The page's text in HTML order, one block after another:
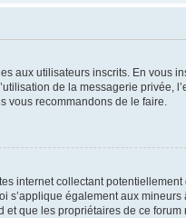
aux utilisateurs inscrits. En vous
de la messagerie privée,
vous recommandons de le faire.
internet collectant
également aux
que les propriétaires de ce